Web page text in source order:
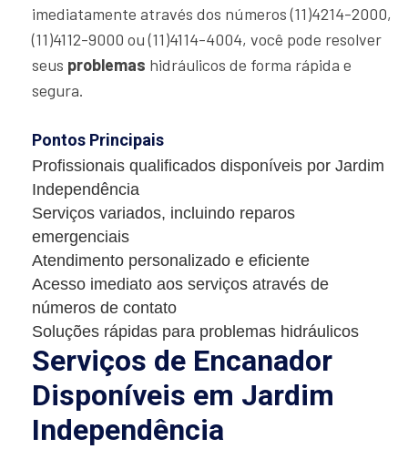
imediatamente através dos números (11)4214-2000,
(11)4112-9000 ou (11)4114-4004, você pode resolver
seus problemas hidráulicos de forma rápida e
segura.
Pontos Principais
Profissionais qualificados disponíveis por Jardim
Independência
Serviços variados, incluindo reparos
emergenciais
Atendimento personalizado e eficiente
Acesso imediato aos serviços através de
números de contato
Soluções rápidas para problemas hidráulicos
Serviços de Encanador
Disponíveis em Jardim
Independência